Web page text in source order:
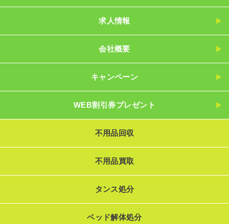
求人情報
会社概要
キャンペーン
WEB割引券プレゼント
不用品回収
不用品買取
タンス処分
ベッド解体処分